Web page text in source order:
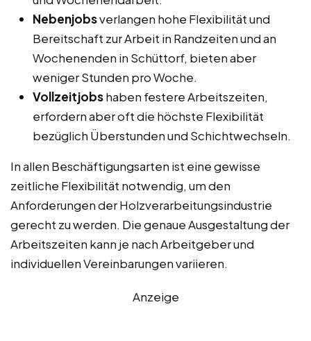
Nebenjobsverlangen hohe Flexibilität und
Bereitschaft zur Arbeit in Randzeiten und an
Wochenenden in Schüttorf, bieten aber
weniger Stunden pro Woche.
Vollzeitjobshaben festere Arbeitszeiten,
erfordern aber oft die höchste Flexibilität
bezüglich Überstunden und Schichtwechseln.
In allen Beschäftigungsarten ist eine gewisse
zeitliche Flexibilität notwendig, um den
Anforderungen der Holzverarbeitungsindustrie
gerecht zu werden. Die genaue Ausgestaltung der
Arbeitszeiten kann je nach Arbeitgeber und
individuellen Vereinbarungen variieren.
Anzeige